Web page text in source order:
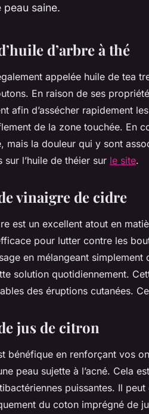
saine.
d’arbre à thé
appelée huile de tea
En raison de ses
afin d’assécher rapidement
de la zone touchée. En
mais la douleur qui y sont
l’huile de théier sur le site.
vinaigre de cidre
est un excellent atout en
pour lutter contre les
en mélangeant simplement
solution quotidiennement.
des éruptions cutanées.
jus de citron
bénéfique en renforçant vos
peau sujette à l’acné. Cela
puissantes. Il
du coton imprégné de